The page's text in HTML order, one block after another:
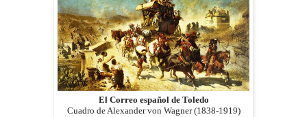
El Correo español de Toledo
Cuadro de Alexander von Wagner (1838-1919)